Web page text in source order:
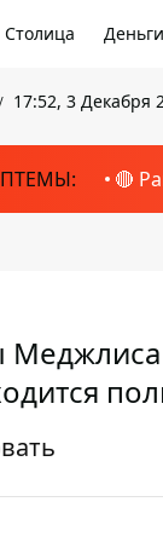
Столица Деньги
17:52, 3 Декабря
🔴